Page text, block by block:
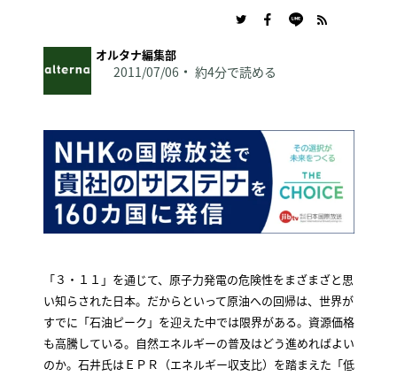
オルタナ編集部
2011/07/06 約4分で読める
「３・１１」を通じて、原子力発電の危険性をまざまざと思
い知らされた日本。だからといって原油への回帰は、世界が
すでに「石油ピーク」を迎えた中では限界がある。資源価格
も高騰している。自然エネルギーの普及はどう進めればよい
のか。石井氏はＥＰＲ（エネルギー収支比）を踏まえた「低